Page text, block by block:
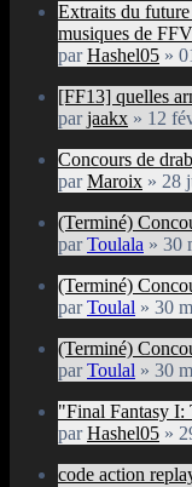
Extraits du
musiques de
parHashel05 »
[FF13] quelles
parjaakx » 12
Concours de
parMaroix » 28
(Terminé)
parToulala » 30
(Terminé)
parToulal » 30
(Terminé)
parToulal » 30
"Final Fantasy I:
parHashel05 »
code action